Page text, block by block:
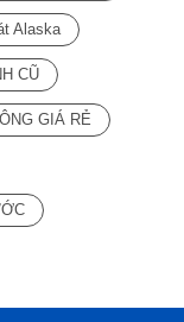
giặt được (chỉ
phiên bản làm
mát bằng
không khí) • Dễ
dàng truy cập
bảng điều
OFF Switch
Alaska
CŨ
GIÁ RẺ